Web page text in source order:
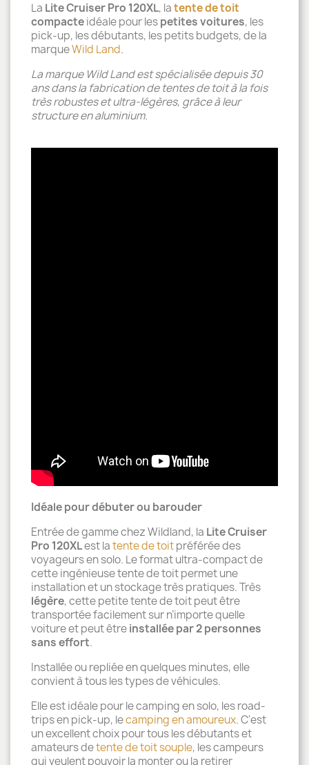
La Lite Cruiser Pro 120XL, latente de toit
compacteidéale pour lespetites voitures, les
pick-up, les débutants, les petits budgets, de la
marqueWild Land.
La marque Wild Land est spécialisée depuis 30
ans dans la fabrication de tentes de toit à la fois
très robustes et ultra-légères, grâce à leur
structure en aluminium.
Idéale pour débuter ou barouder
Entrée de gamme chez Wildland, la Lite Cruiser
Pro 120XLest latente de toitpréférée des
voyageurs en solo. Le format ultra-compact de
cette ingénieuse tente de toit permet une
installation et un stockage très pratiques. Très
légère, cette petite tente de toit peut être
transportée facilement sur n’importe quelle
voiture et peut êtreinstallée par 2 personnes
sans effort.
Installée ou repliée en quelques minutes, elle
convient à tous les types de véhicules.
Elle est idéale pour le camping en solo, les road-
trips en pick-up, lecamping en amoureux. C'est
un excellent choix pour tous les débutants et
amateurs detente de toit souple, les campeurs
qui veulent pouvoir la monter ou la retirer